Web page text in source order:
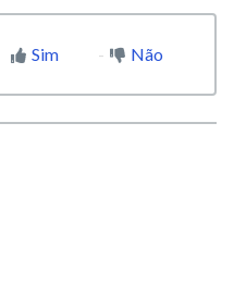
Sim Não